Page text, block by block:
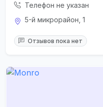
Телефон не указан
5-й микрорайон, 1
Отзывов пока нет